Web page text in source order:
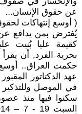
عن حقوق الإنسان...
( أوسع إنتهاكات
يُفترض بمن يدافع
كقيمة عليا بُنيت
بحرية الفرد, أن يقرأ
حكمت العراق..
عهد الدكتاتور
في الموصل وللتذكير
سكنوا فيها منذ